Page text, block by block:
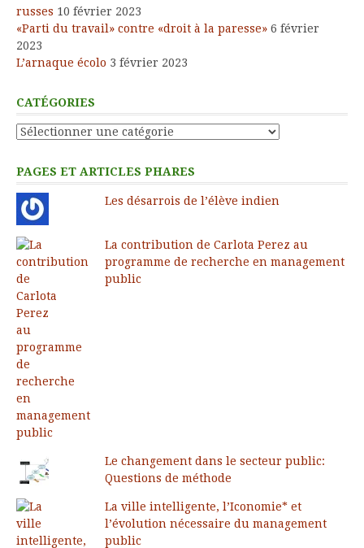
russes 10 février 2023
«Parti du travail» contre «droit à la paresse» 6 février
2023
L’arnaque écolo 3 février 2023
CATÉGORIES
Catégories
PAGES ET ARTICLES PHARES
Les désarrois de l’élève indien
La contribution de Carlota Perez au
programme de recherche en management
public
Le changement dans le secteur public:
Questions de méthode
La ville intelligente, l’Iconomie* et
l’évolution nécessaire du management
public